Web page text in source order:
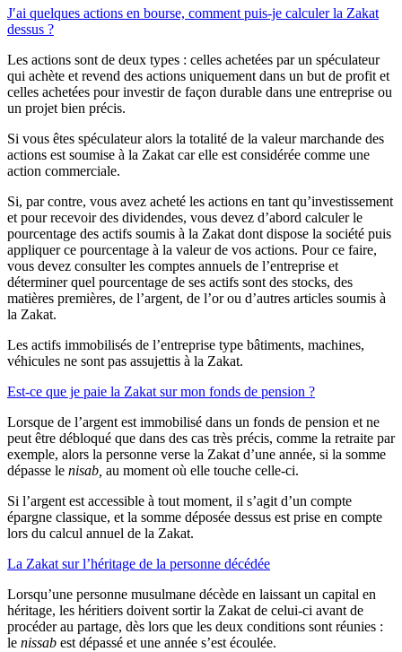
J′ai quelques actions en bourse, comment puis-je calculer la Zakat
dessus ?
Les actions sont de deux types : celles achetées par un spéculateur
qui achète et revend des actions uniquement dans un but de profit et
celles achetées pour investir de façon durable dans une entreprise ou
un projet bien précis.
Si vous êtes spéculateur alors la totalité de la valeur marchande des
actions est soumise à la Zakat car elle est considérée comme une
action commerciale.
Si, par contre, vous avez acheté les actions en tant qu’investissement
et pour recevoir des dividendes, vous devez d’abord calculer le
pourcentage des actifs soumis à la Zakat dont dispose la société puis
appliquer ce pourcentage à la valeur de vos actions. Pour ce faire,
vous devez consulter les comptes annuels de l’entreprise et
déterminer quel pourcentage de ses actifs sont des stocks, des
matières premières, de l’argent, de l’or ou d’autres articles soumis à
la Zakat.
Les actifs immobilisés de l’entreprise type bâtiments, machines,
véhicules ne sont pas assujettis à la Zakat.
Est-ce que je paie la Zakat sur mon fonds de pension ?
Lorsque de l’argent est immobilisé dans un fonds de pension et ne
peut être débloqué que dans des cas très précis, comme la retraite par
exemple, alors la personne verse la Zakat d’une année, si la somme
dépasse le nisab, au moment où elle touche celle-ci.
Si l’argent est accessible à tout moment, il s’agit d’un compte
épargne classique, et la somme déposée dessus est prise en compte
lors du calcul annuel de la Zakat.
La Zakat sur l’héritage de la personne décédée
Lorsqu’une personne musulmane décède en laissant un capital en
héritage, les héritiers doivent sortir la Zakat de celui-ci avant de
procéder au partage, dès lors que les deux conditions sont réunies :
le nissab est dépassé et une année s’est écoulée.